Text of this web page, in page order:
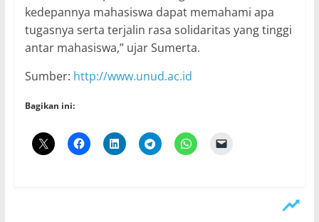
kedepannya mahasiswa dapat memahami apa
tugasnya serta terjalin rasa solidaritas yang tinggi
antar mahasiswa,” ujar Sumerta.
Sumber: http://www.unud.ac.id
Bagikan ini: